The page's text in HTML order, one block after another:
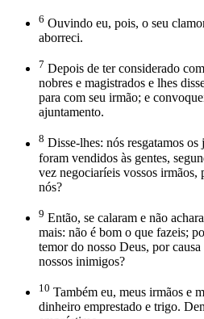
6 Ouvindo eu, pois, o seu
aborreci.
7 Depois de ter considerado
nobres e magistrados e lhes
para com seu irmão; e
ajuntamento.
8 Disse-lhes: nós resgatamos
foram vendidos às gentes,
vez negociaríeis vossos irmãos,
nós?
9 Então, se calaram e não
mais: não é bom o que fazeis;
temor do nosso Deus, por
nossos inimigos?
10 Também eu, meus irmãos e
dinheiro emprestado e trigo.